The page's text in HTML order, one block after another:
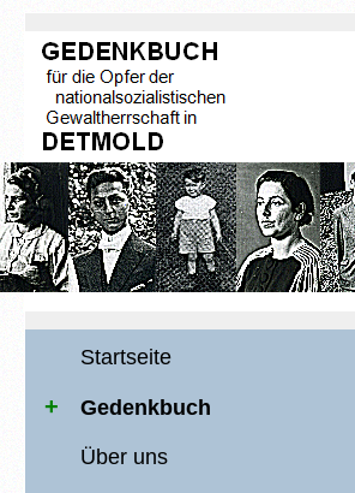
Startseite
Gedenkbuch
Über uns